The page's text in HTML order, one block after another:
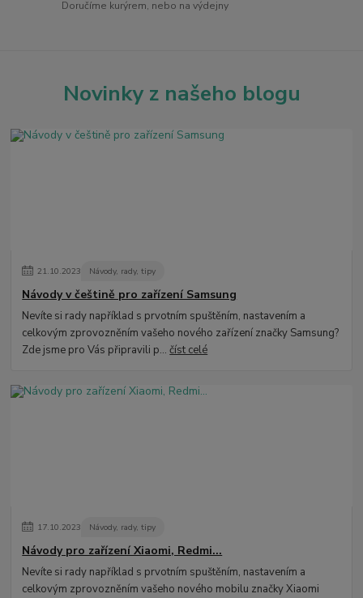
Doručíme kurýrem, nebo na výdejny
Novinky z našeho blogu
21.10.2023 Návody, rady, tipy
Návody v češtině pro zařízení Samsung
Nevíte si rady například s prvotním spuštěním, nastavením a
celkovým zprovozněním vašeho nového zařízení značky Samsung?
Zde jsme pro Vás připravili p...číst celé
17.10.2023 Návody, rady, tipy
Návody pro zařízení Xiaomi, Redmi...
Nevíte si rady například s prvotním spuštěním, nastavením a
celkovým zprovozněním vašeho nového mobilu značky Xiaomi